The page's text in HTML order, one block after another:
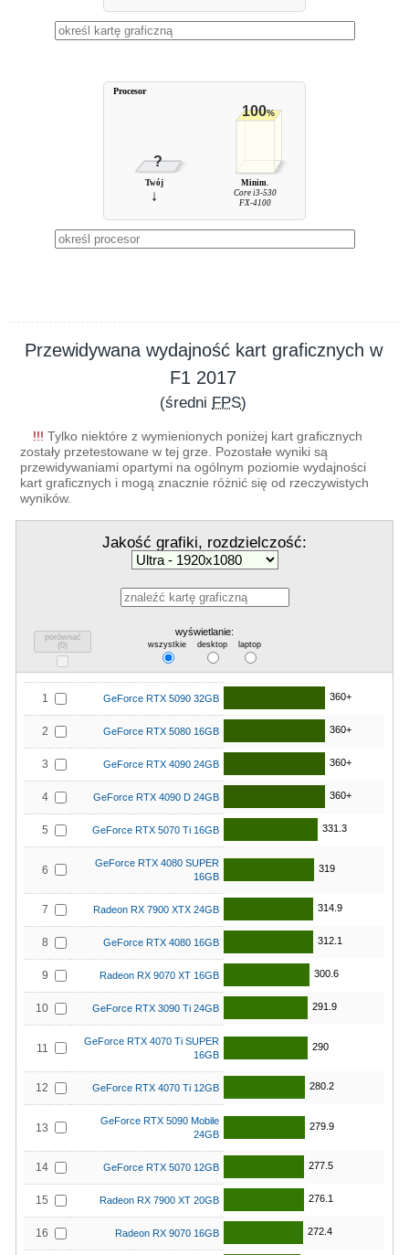
?
100%
Twój
↓
Minim.
Core i3-530
FX-4100
Procesor
Przewidywana wydajność kart graficznych w
F1 2017
(średni FPS)
!!! Tylko niektóre z wymienionych poniżej kart graficznych
zostały przetestowane w tej grze. Pozostałe wyniki są
przewidywaniami opartymi na ogólnym poziomie wydajności
kart graficznych i mogą znacznie różnić się od rzeczywistych
wyników.
Jakość grafiki, rozdzielczość:
porównać
(0)
wyświetlanie:
wszystkie desktop laptop
1 GeForce RTX 5090 32GB 360+
2 GeForce RTX 5080 16GB 360+
3 GeForce RTX 4090 24GB 360+
4 GeForce RTX 4090 D 24GB 360+
5 GeForce RTX 5070 Ti 16GB 331.3
6
GeForce RTX 4080 SUPER
16GB
319
7 Radeon RX 7900 XTX 24GB 314.9
8 GeForce RTX 4080 16GB 312.1
9 Radeon RX 9070 XT 16GB 300.6
10 GeForce RTX 3090 Ti 24GB 291.9
11
GeForce RTX 4070 Ti SUPER
16GB
290
12 GeForce RTX 4070 Ti 12GB 280.2
13
GeForce RTX 5090 Mobile
24GB
279.9
14 GeForce RTX 5070 12GB 277.5
15 Radeon RX 7900 XT 20GB 276.1
16 Radeon RX 9070 16GB 272.4